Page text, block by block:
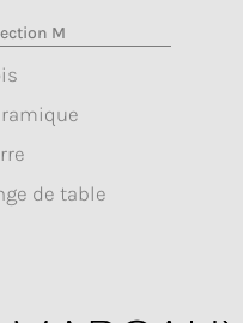
M
de table